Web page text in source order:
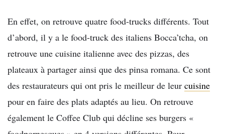
En effet, on retrouve quatre food-trucks différents. Tout
d’abord, il y a le food-truck des italiens Bocca’tcha, on
retrouve une cuisine italienne avec des pizzas, des
plateaux à partager ainsi que des pinsa romana. Ce sont
des restaurateurs qui ont pris le meilleur de leur cuisine
pour en faire des plats adaptés au lieu. On retrouve
également le Coffee Club qui décline ses burgers «